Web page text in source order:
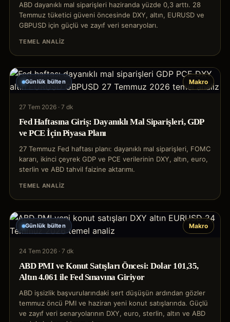
ABD dayanıklı mal siparişleri haziranda yüzde 0,3 arttı. 28
Temmuz tüketici güveni öncesinde DXY, altın, EURUSD ve
GBPUSD için güçlü ve zayıf veri senaryoları.
TEMEL ANALIZ
Makro
Günlük bülten
27 Tem 2026 · 7 dk
Fed Haftasına Giriş: Dayanıklı Mal Siparişleri, GDP
ve PCE İçin Piyasa Planı
27 Temmuz Fed haftası planı: dayanıklı mal siparişleri, FOMC
kararı, ikinci çeyrek GDP ve PCE verilerinin DXY, altın, euro,
sterlin ve ABD tahvil faizine aktarımı.
TEMEL ANALIZ
Makro
Günlük bülten
24 Tem 2026 · 7 dk
ABD PMI ve Konut Satışları Öncesi: Dolar 101,35,
Altın 4.061 ile Fed Sınavına Giriyor
ABD işsizlik başvurularındaki sert düşüşün ardından gözler
temmuz öncü PMI ve haziran yeni konut satışlarında. Güçlü
ve zayıf veri senaryolarının DXY, euro, sterlin, altın ve ABD